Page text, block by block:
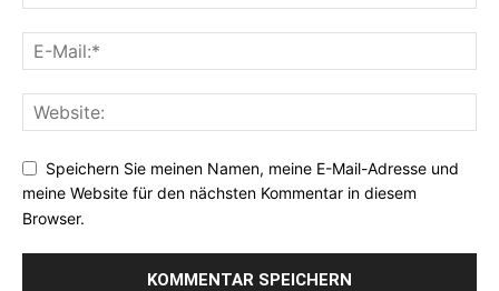
Speichern Sie meinen Namen, meine E-Mail-Adresse und
meine Website für den nächsten Kommentar in diesem
Browser.